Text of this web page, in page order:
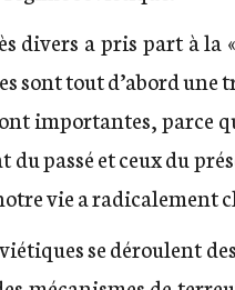
divers a pris part à la
sont tout d’abord une
importantes, parce
du passé et ceux du
vie a radicalement
se déroulent